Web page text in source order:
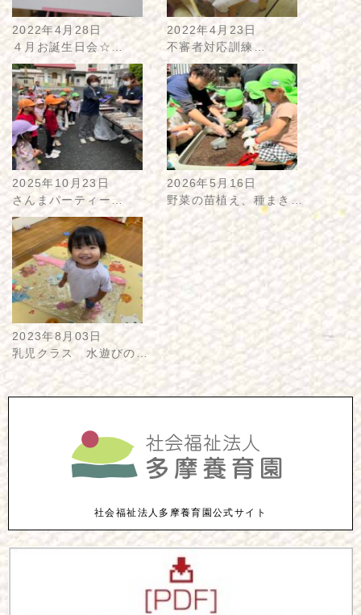
2022年4月28日
４月お誕生日会☆…
2022年4月23日
不審者対応訓練…
2025年10月23日
さんまパーティー…
2026年5月16日
野菜の苗植え、種まき…
2023年8月03日
乳児クラス 水遊びの…
社会福祉法人多摩養育園公式サイト